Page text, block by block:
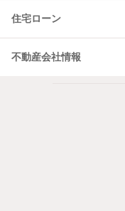
住宅ローン
不動産会社情報